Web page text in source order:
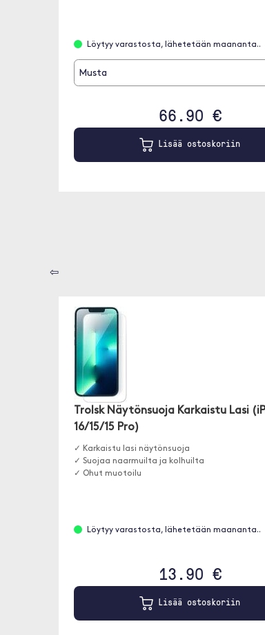
Löytyy varastosta, lähetetään maananta..
Musta
66.90 €
Lisää ostoskoriin
⇦
Trolsk Näytönsuoja Karkaistu Lasi
16/15/15 Pro)
✓ Karkaistu lasi näytönsuoja
✓ Suojaa naarmuilta ja kolhuilta
✓ Ohut muotoilu
Löytyy varastosta, lähetetään maananta..
13.90 €
Lisää ostoskoriin